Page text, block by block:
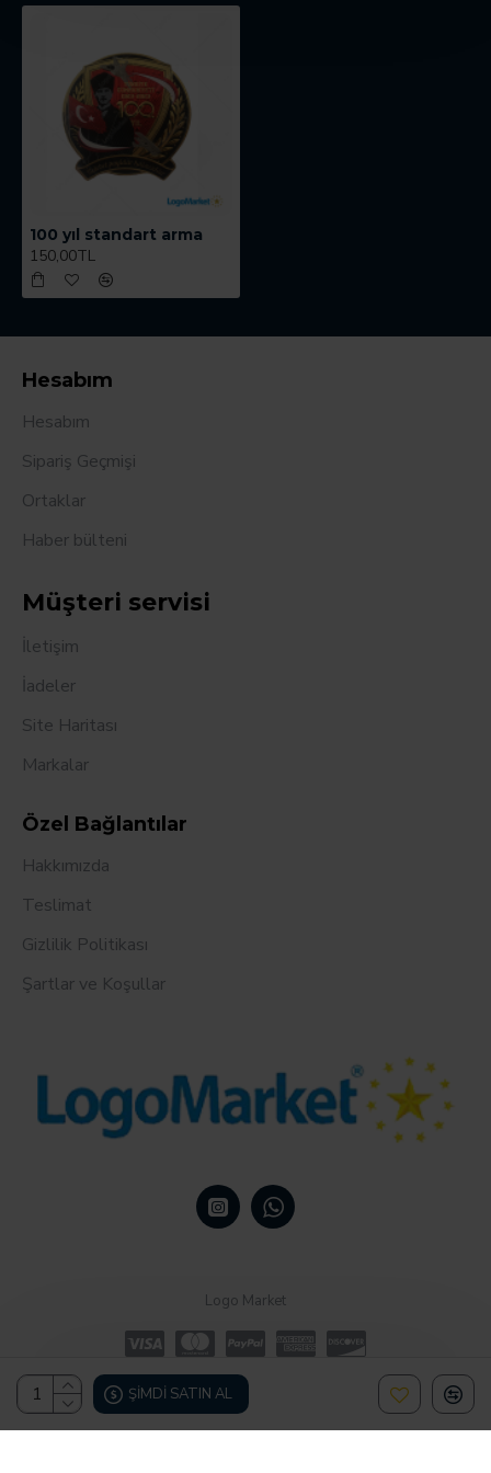
ŞIMDI SATIN AL
100 yıl standart arma
150,00TL
Hesabım
Hesabım
Sipariş Geçmişi
Ortaklar
Haber bülteni
Müşteri servisi
İletişim
İadeler
Site Haritası
Markalar
Özel Bağlantılar
Hakkımızda
Teslimat
Gizlilik Politikası
Şartlar ve Koşullar
Logo Market
Design, Hosting & Support By Shopgez.com